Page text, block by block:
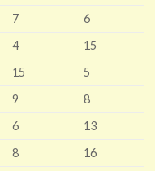
7
6
4
15
15
5
9
8
6
13
8
16